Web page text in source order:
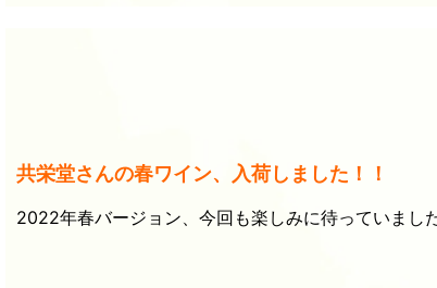
共栄堂さんの春ワイン、入荷しました！！
2022年春バージョン、今回も楽しみに待っていまし